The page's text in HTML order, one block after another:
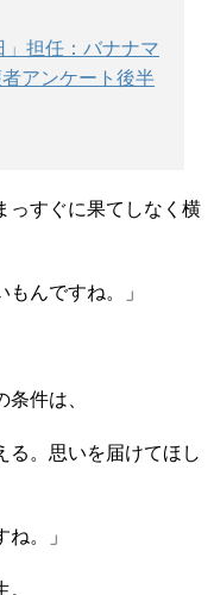
担任：バナナマ
アンケート後半
っすぐに果てしなく横
んですね。」
件は、
る。思いを届けてほし
。」